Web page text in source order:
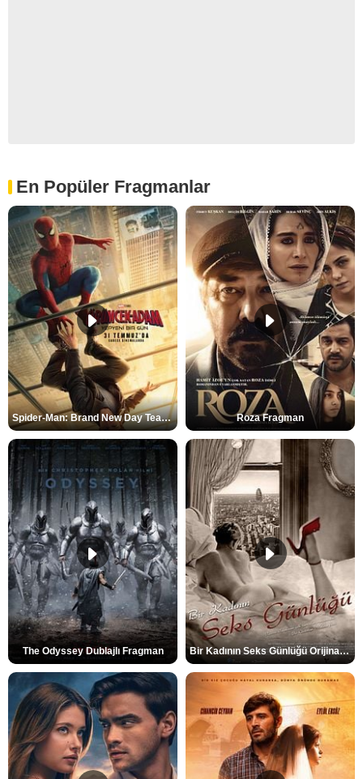
En Popüler Fragmanlar
Spider-Man: Brand New Day Teaser Roza Fragman
The Odyssey Dublajlı Fragman Bir Kadının Seks Günlüğü Orijinal Fragman